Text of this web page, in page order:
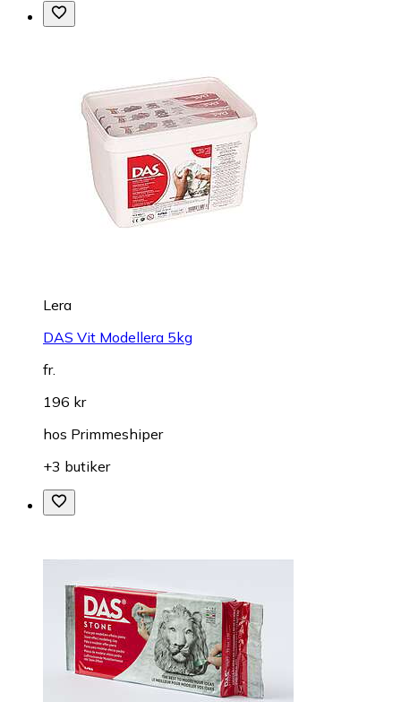
Lera
DAS Vit Modellera 5kg
fr.
196 kr
hos Primmeshiper
+3 butiker